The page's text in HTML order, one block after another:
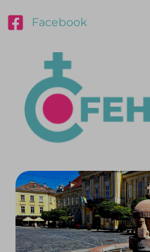
Facebook